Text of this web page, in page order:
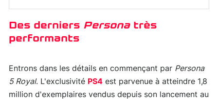
Des derniers Personatrès
performants
Entrons dans les détails en commençant par Persona
5 Royal. L'exclusivité PS4 est parvenue à atteindre 1,8
million d'exemplaires vendus depuis son lancement au